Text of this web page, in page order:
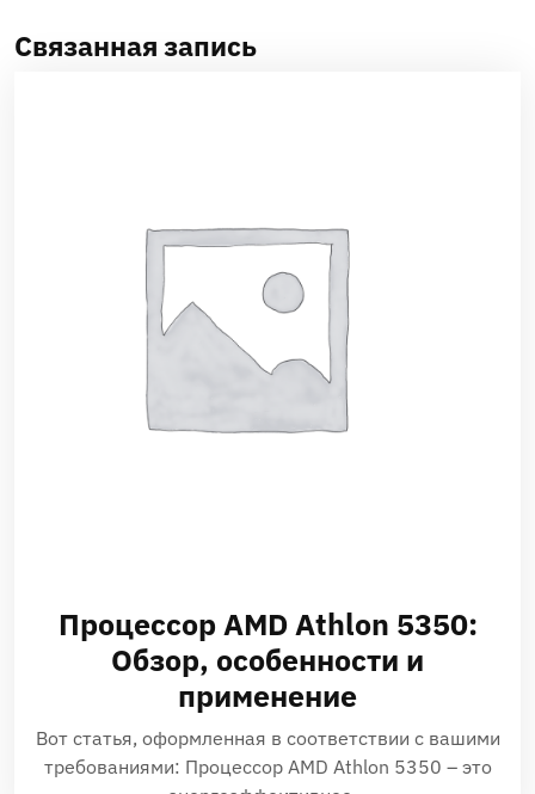
Связанная запись
Процессор AMD Athlon 5350:
Обзор, особенности и
применение
Вот статья, оформленная в соответствии с вашими
требованиями: Процессор AMD Athlon 5350 – это